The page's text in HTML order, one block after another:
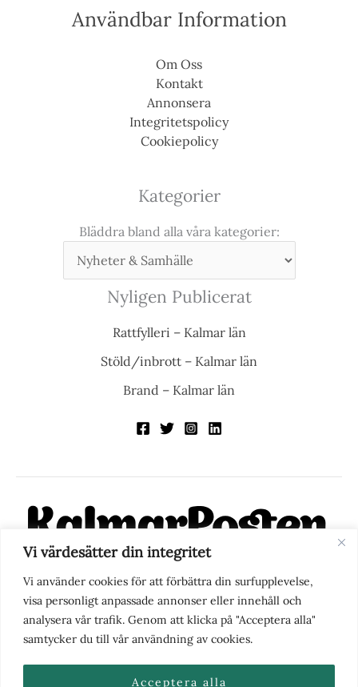
Vi värdesätter din integritet
Vi använder cookies för att förbättra din surfupplevelse,
visa personligt anpassade annonser eller innehåll och
analysera vår trafik. Genom att klicka på "Acceptera alla"
samtycker du till vår användning av cookies.
Acceptera alla
Användbar Information
Om Oss
Kontakt
Annonsera
Integritetspolicy
Cookiepolicy
Kategorier
Bläddra bland alla våra kategorier:
Nyligen Publicerat
Rattfylleri – Kalmar län
Stöld/inbrott – Kalmar län
Brand – Kalmar län
KalmarPosten är en modern lokalnyhetstidning på nätet. Med
fokus på Kalmarregionen, men också med blick för det större
perspektivet, vill vi vara din självklara kanal för nyheter,
berättelser och engagemang. KalmarPosten grundades 1988 och
fick nya ägare 2025.